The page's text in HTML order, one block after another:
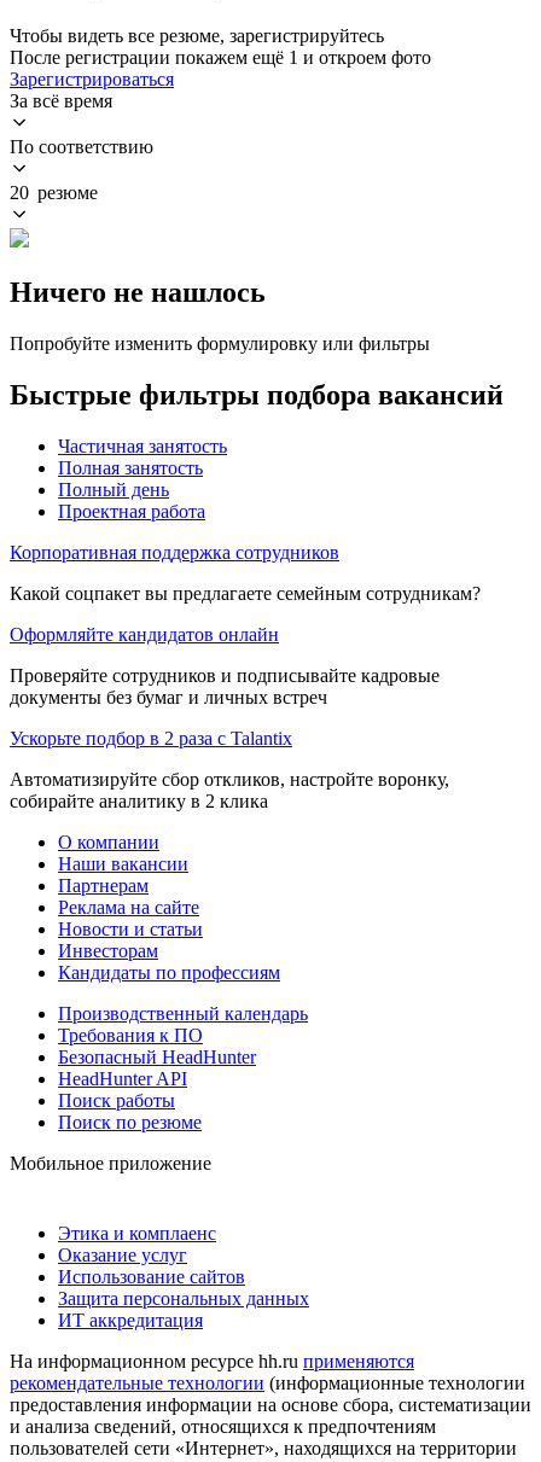
Чтобы видеть все резюме, зарегистрируйтесь
После регистрации покажем ещё 1 и откроем фото
Зарегистрироваться
За всё время
По соответствию
20 резюме
Ничего не нашлось
Попробуйте изменить формулировку или фильтры
Быстрые фильтры подбора вакансий
Частичная занятость
Полная занятость
Полный день
Проектная работа
Корпоративная поддержка сотрудников
Какой соцпакет вы предлагаете семейным сотрудникам?
Оформляйте кандидатов онлайн
Проверяйте сотрудников и подписывайте кадровые
документы без бумаг и личных встреч
Ускорьте подбор в 2 раза с Talantix
Автоматизируйте сбор откликов, настройте воронку,
собирайте аналитику в 2 клика
О компании
Наши вакансии
Партнерам
Реклама на сайте
Новости и статьи
Инвесторам
Кандидаты по профессиям
Производственный календарь
Требования к ПО
Безопасный HeadHunter
HeadHunter API
Поиск работы
Поиск по резюме
Мобильное приложение
Этика и комплаенс
Оказание услуг
Использование сайтов
Защита персональных данных
ИТ аккредитация
На информационном ресурсе hh.ru применяются
рекомендательные технологии (информационные технологии
предоставления информации на основе сбора, систематизации
и анализа сведений, относящихся к предпочтениям
пользователей сети «Интернет», находящихся на территории